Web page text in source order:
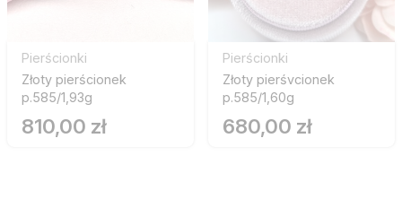
Pierścionki
Złoty pierścionek
p.585/1,93g
810,00 zł
Pierścionki
Złoty pierśvcionek
p.585/1,60g
680,00 zł